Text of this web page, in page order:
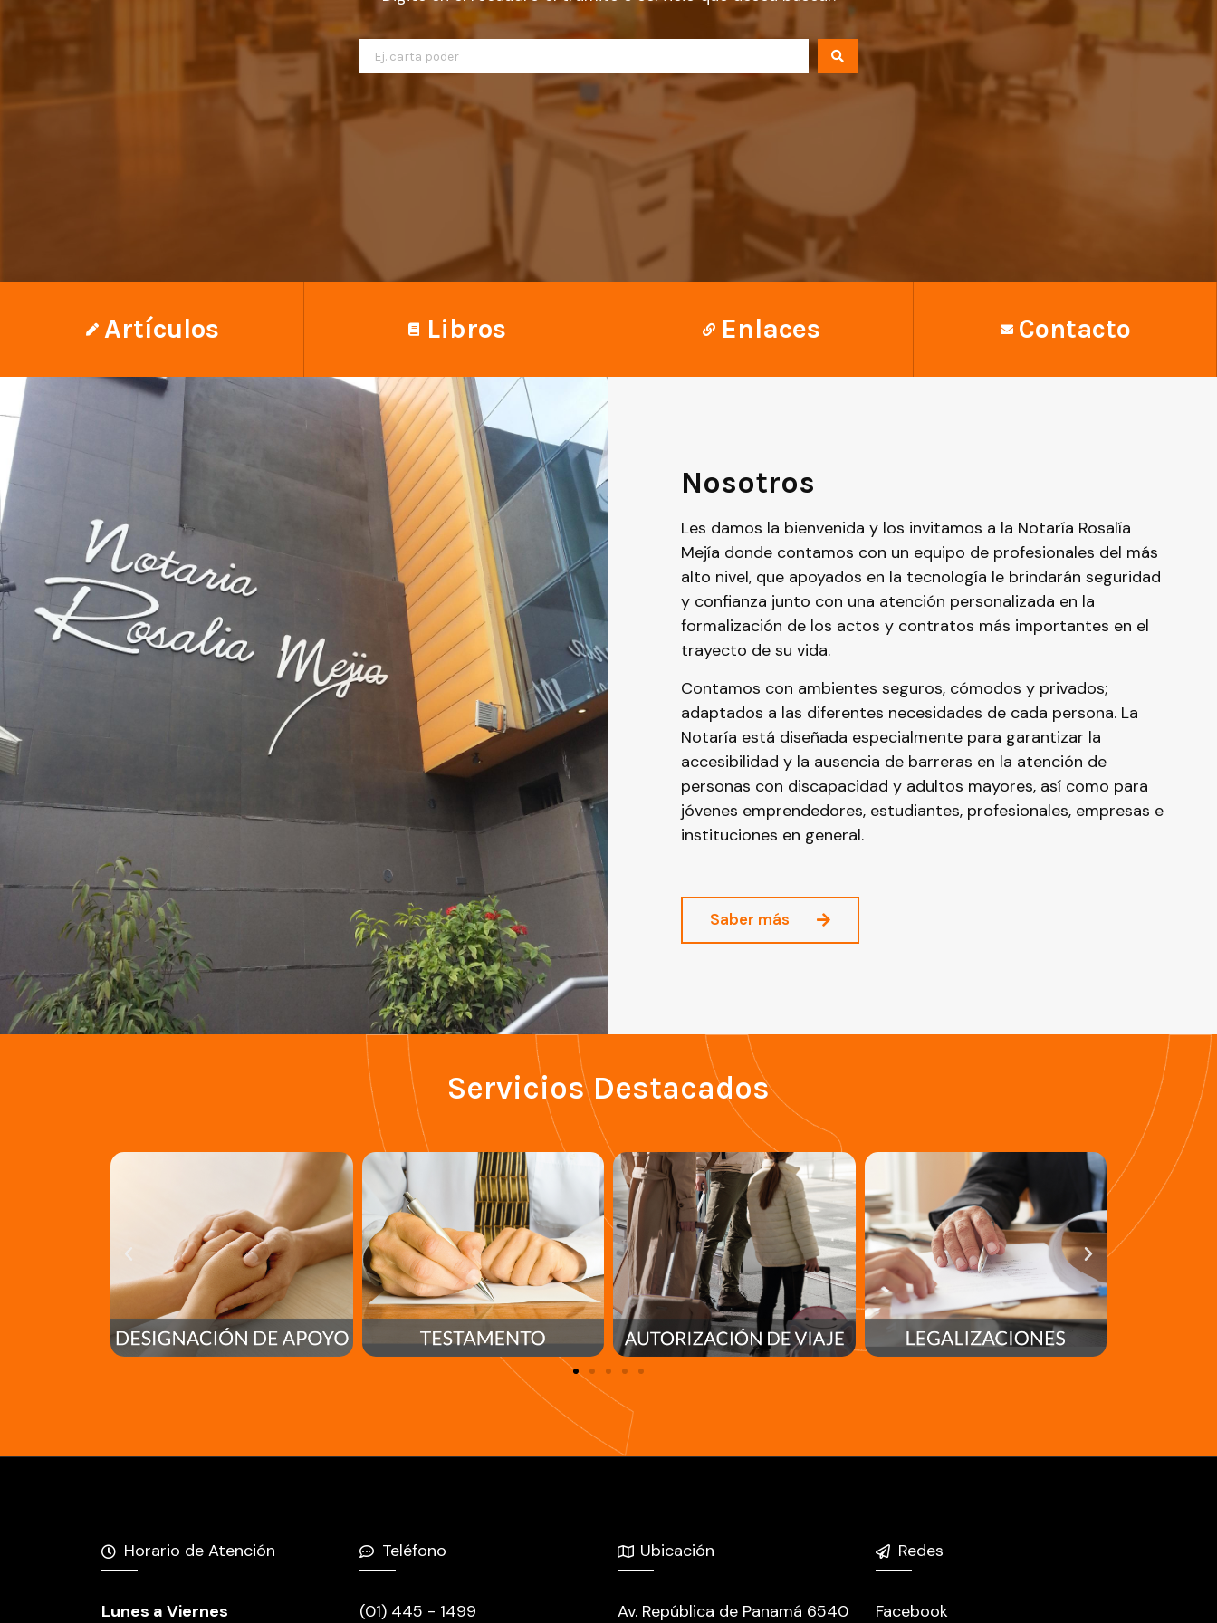
Artículos Libros Enlaces Contacto
Nosotros
Les damos la bienvenida y los invitamos a la Notaría Rosalía
Mejía donde contamos con un equipo de profesionales del más
alto nivel, que apoyados en la tecnología le brindarán seguridad
y confianza junto con una atención personalizada en la
formalización de los actos y contratos más importantes en el
trayecto de su vida.
Contamos con ambientes seguros, cómodos y privados;
adaptados a las diferentes necesidades de cada persona. La
Notaría está diseñada especialmente para garantizar la
accesibilidad y la ausencia de barreras en la atención de
personas con discapacidad y adultos mayores, así como para
jóvenes emprendedores, estudiantes, profesionales, empresas e
instituciones en general.
Saber más
Servicios Destacados
Horario de Atención
Lunes a Viernes
Teléfono
(01) 445 - 1499
Ubicación
Av. República de Panamá 6540
Redes
Facebook